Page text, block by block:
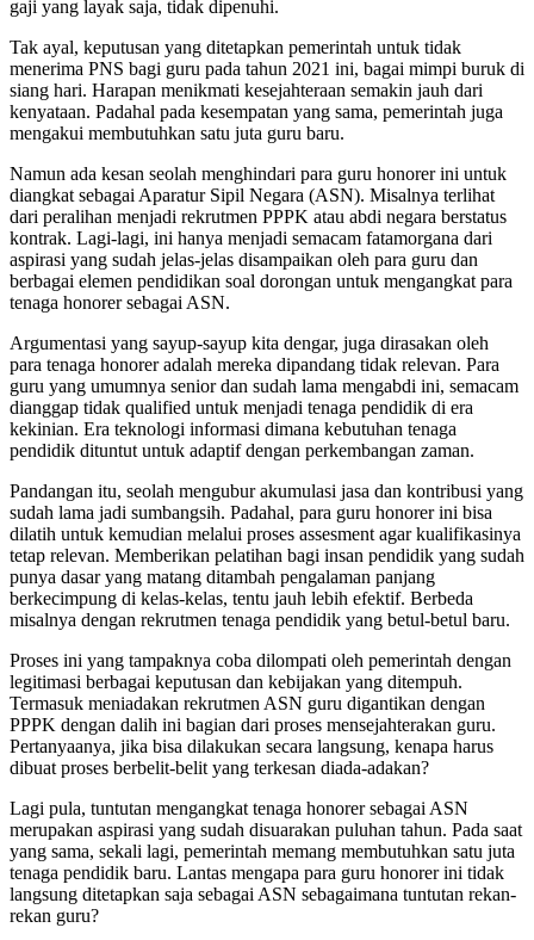
gaji yang layak saja, tidak dipenuhi.
Tak ayal, keputusan yang ditetapkan pemerintah untuk tidak
menerima PNS bagi guru pada tahun 2021 ini, bagai mimpi buruk di
siang hari. Harapan menikmati kesejahteraan semakin jauh dari
kenyataan. Padahal pada kesempatan yang sama, pemerintah juga
mengakui membutuhkan satu juta guru baru.
Namun ada kesan seolah menghindari para guru honorer ini untuk
diangkat sebagai Aparatur Sipil Negara (ASN). Misalnya terlihat
dari peralihan menjadi rekrutmen PPPK atau abdi negara berstatus
kontrak. Lagi-lagi, ini hanya menjadi semacam fatamorgana dari
aspirasi yang sudah jelas-jelas disampaikan oleh para guru dan
berbagai elemen pendidikan soal dorongan untuk mengangkat para
tenaga honorer sebagai ASN.
Argumentasi yang sayup-sayup kita dengar, juga dirasakan oleh
para tenaga honorer adalah mereka dipandang tidak relevan. Para
guru yang umumnya senior dan sudah lama mengabdi ini, semacam
dianggap tidak qualified untuk menjadi tenaga pendidik di era
kekinian. Era teknologi informasi dimana kebutuhan tenaga
pendidik dituntut untuk adaptif dengan perkembangan zaman.
Pandangan itu, seolah mengubur akumulasi jasa dan kontribusi yang
sudah lama jadi sumbangsih. Padahal, para guru honorer ini bisa
dilatih untuk kemudian melalui proses assesment agar kualifikasinya
tetap relevan. Memberikan pelatihan bagi insan pendidik yang sudah
punya dasar yang matang ditambah pengalaman panjang
berkecimpung di kelas-kelas, tentu jauh lebih efektif. Berbeda
misalnya dengan rekrutmen tenaga pendidik yang betul-betul baru.
Proses ini yang tampaknya coba dilompati oleh pemerintah dengan
legitimasi berbagai keputusan dan kebijakan yang ditempuh.
Termasuk meniadakan rekrutmen ASN guru digantikan dengan
PPPK dengan dalih ini bagian dari proses mensejahterakan guru.
Pertanyaanya, jika bisa dilakukan secara langsung, kenapa harus
dibuat proses berbelit-belit yang terkesan diada-adakan?
Lagi pula, tuntutan mengangkat tenaga honorer sebagai ASN
merupakan aspirasi yang sudah disuarakan puluhan tahun. Pada saat
yang sama, sekali lagi, pemerintah memang membutuhkan satu juta
tenaga pendidik baru. Lantas mengapa para guru honorer ini tidak
langsung ditetapkan saja sebagai ASN sebagaimana tuntutan rekan-
rekan guru?